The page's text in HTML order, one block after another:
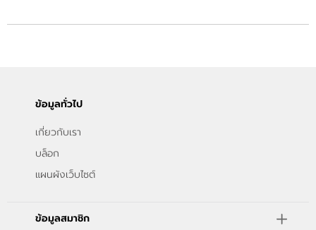
ข้อมูลทั่วไป
เกี่ยวกับเรา
บล็อก
แผนผังเว็บไซต์
ข้อมูลสมาชิก